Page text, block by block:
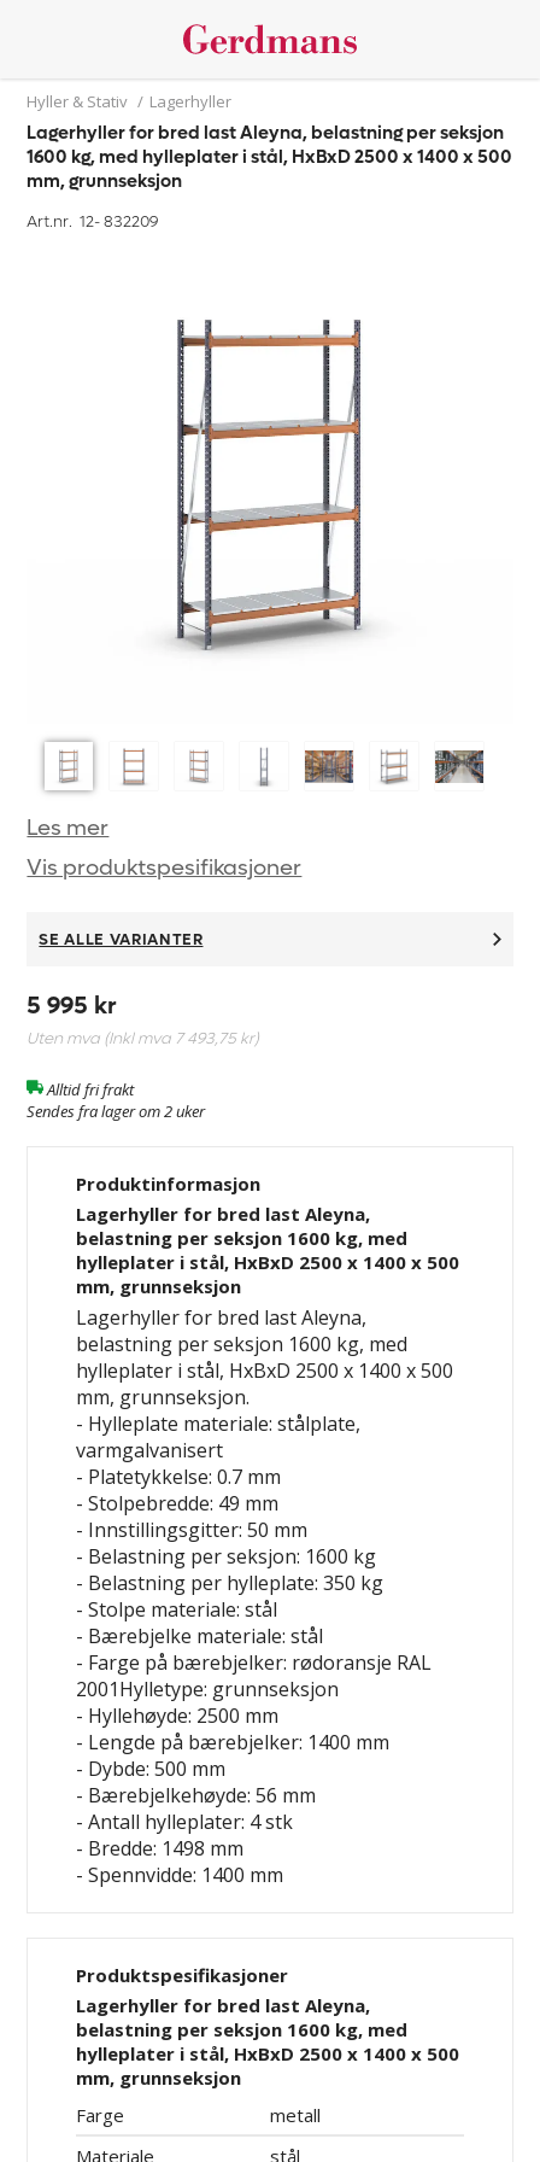
Hyller & Stativ / Lagerhyller
Lagerhyller for bred last Aleyna, belastning per seksjon
1600 kg, med hylleplater i stål, HxBxD 2500 x 1400 x 500
mm, grunnseksjon
Art.nr. 12-832209
Les mer
Vis produktspesifikasjoner
SE ALLE VARIANTER
5 995 kr
Uten mva (Inkl mva 7 493,75 kr)
Alltid fri frakt
Sendes fra lager om 2 uker
Produktinformasjon
Lagerhyller for bred last Aleyna,
belastning per seksjon 1600 kg, med
hylleplater i stål, HxBxD 2500 x 1400 x 500
mm, grunnseksjon
Lagerhyller for bred last Aleyna,
belastning per seksjon 1600 kg, med
hylleplater i stål, HxBxD 2500 x 1400 x 500
mm, grunnseksjon.
- Hylleplate materiale: stålplate,
varmgalvanisert
- Platetykkelse: 0.7 mm
- Stolpebredde: 49 mm
- Innstillingsgitter: 50 mm
- Belastning per seksjon: 1600 kg
- Belastning per hylleplate: 350 kg
- Stolpe materiale: stål
- Bærebjelke materiale: stål
- Farge på bærebjelker: rødoransje RAL
2001Hylletype: grunnseksjon
- Hyllehøyde: 2500 mm
- Lengde på bærebjelker: 1400 mm
- Dybde: 500 mm
- Bærebjelkehøyde: 56 mm
- Antall hylleplater: 4 stk
- Bredde: 1498 mm
- Spennvidde: 1400 mm
Produktspesifikasjoner
Lagerhyller for bred last Aleyna,
belastning per seksjon 1600 kg, med
hylleplater i stål, HxBxD 2500 x 1400 x 500
mm, grunnseksjon
Farge
metall
Materiale
stål